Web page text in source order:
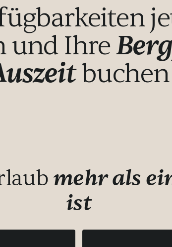
und Ihre
buchen
mehr als
ist